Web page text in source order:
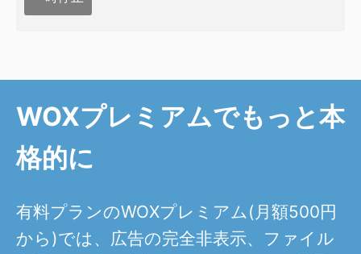
WOXプレミアムでもっと本
格的に
有料プランのWOXプレミアム(月額500円
から)では、広告の完全非表示、ファイル